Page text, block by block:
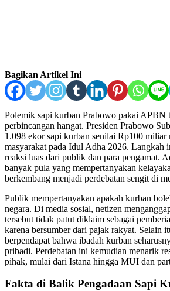
Bagikan Artikel Ini
Polemik sapi kurban Prabowo pakai APBN
perbincangan hangat. Presiden Prabowo
1.098 ekor sapi kurban senilai Rp100
masyarakat pada Idul Adha 2026. Langkah
reaksi luas dari publik dan para pengamat.
banyak pula yang mempertanyakan
berkembang menjadi perdebatan sengit di
Publik mempertanyakan apakah kurban
negara. Di media sosial, netizen
tersebut tidak patut diklaim sebagai
karena bersumber dari pajak rakyat. Selain
berpendapat bahwa ibadah kurban
pribadi. Perdebatan ini kemudian menarik
pihak, mulai dari Istana hingga MUI dan
Fakta di Balik Pengadaan Sapi